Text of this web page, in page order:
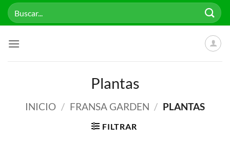
Saltar
Buscar
por:
Plantas
INICIO / FRANSA GARDEN / PLANTAS
FILTRAR